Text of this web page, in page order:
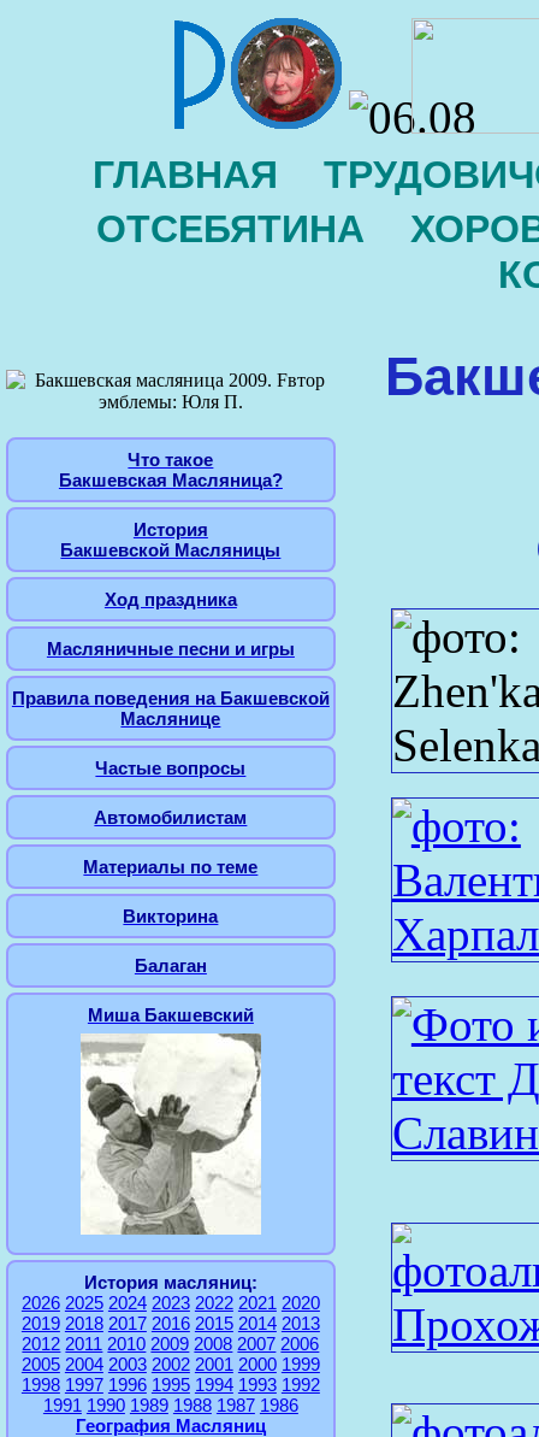
ГЛАВНАЯ
ОТСЕБЯТИНА
Что такое
Бакшевская Масляница?
История
Бакшевской Масляницы
Ход праздника
Масляничные песни и игры
Правила поведения на Бакшевской
Маслянице
Частые вопросы
Автомобилистам
Материалы по теме
Викторина
Балаган
Миша Бакшевский
История масляниц:
2026 2025 2024 2023 2022 2021 2020
2019 2018 2017 2016 2015 2014 2013
2012 2011 2010 2009 2008 2007 2006
2005 2004 2003 2002 2001 2000 1999
1998 1997 1996 1995 1994 1993 1992
1991 1990 1989 1988 1987 1986
География Масляниц